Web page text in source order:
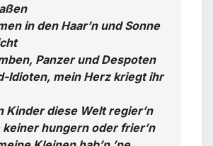
in den Haar’n und Sonne
Panzer und Despoten
Idioten, mein Herz kriegt ihr
Kinder diese Welt regier’n
hungern oder frier’n